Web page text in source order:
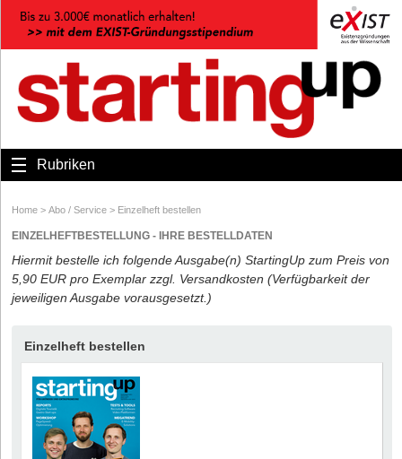
Rubriken
Home > Abo / Service > Einzelheft bestellen
EINZELHEFTBESTELLUNG - IHRE BESTELLDATEN
Hiermit bestelle ich folgende Ausgabe(n) StartingUp zum Preis von
5,90 EUR pro Exemplar zzgl. Versandkosten (Verfügbarkeit der
jeweiligen Ausgabe vorausgesetzt.)
Einzelheft bestellen